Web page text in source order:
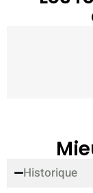
Historique